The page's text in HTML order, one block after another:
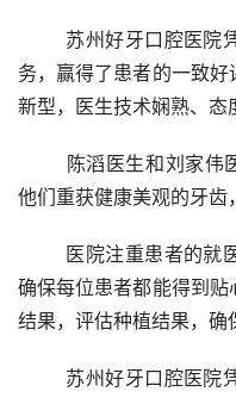
务，赢得了患者的一致
新型，医生技术娴熟、态
他们重获健康美观的牙齿
确保每位患者都能得到
结果，评估种植结果，确